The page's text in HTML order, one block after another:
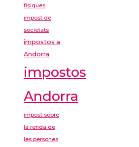
físiques
impost de
societats
impostos a
Andorra
impostos
Andorra
impost sobre
la renda de
les persones